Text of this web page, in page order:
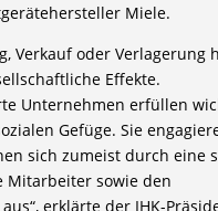
Miele.
Verkauf oder Verlagerung
Effekte.
Unternehmen erfüllen
Gefüge. Sie
sich zumeist durch eine
Mitarbeiter sowie den
erklärte der IHK-